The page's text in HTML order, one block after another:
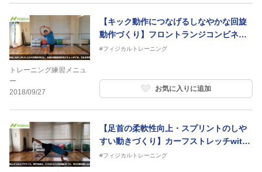
トレーニング練習メニュ
ー
2018/09/27
【キック動作につなげるしなやかな回旋
動作づくり】フロントランジコンビネー
ション
#フィジカルトレーニング
お気に入りに追加
【足首の柔軟性向上・スプリントのしや
すい動きづくり】カーフストレッチwith
ヒップエクステンション
#フィジカルトレーニング